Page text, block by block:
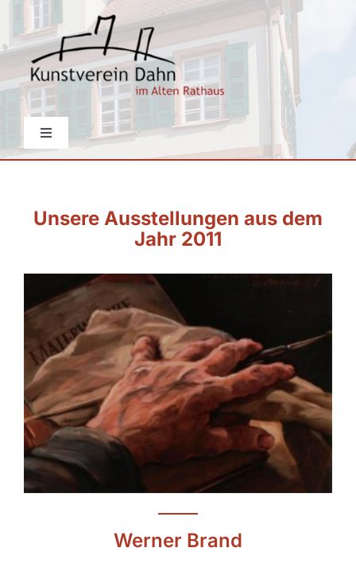
content
Toggle
Navigation
Aktuelles
Über den Verein
Events
Ausstellungen
Mitgliedsbereich
Unsere Ausstellungen aus dem
Jahr 2011
Werner Brand